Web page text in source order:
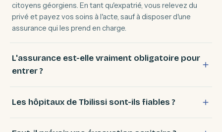
citoyens géorgiens. En tant qu'expatrié, vous relevez du
privé et payez vos soins à l'acte, sauf à disposer d'une
assurance qui les prend en charge.
L'assurance est-elle vraiment obligatoire pour
entrer ?
Les hôpitaux de Tbilissi sont-ils fiables ?